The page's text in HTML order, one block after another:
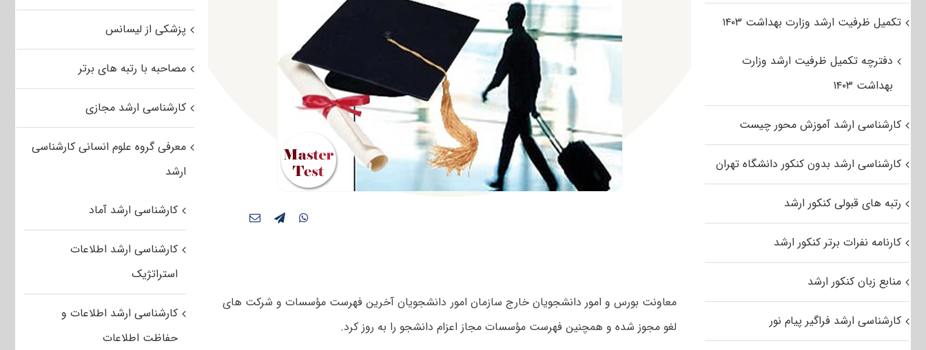
معاونت بورس و امور دانشجویان خارج سازمان امور دانشجویان آخرین فهرست مؤسسات و شرکت های
لغو مجوز شده و همچنین فهرست مؤسسات مجاز اعزام دانشجو را به روز کرد.
پزشکی از لیسانس
مصاحبه با رتبه های برتر
کارشناسی ارشد مجازی
معرفی گروه علوم انسانی کارشناسی
ارشد
کارشناسی ارشد آماد
کارشناسی ارشد اطلاعات
استراتژیک
کارشناسی ارشد اطلاعات و
حفاظت اطلاعات
تکمیل ظرفیت ارشد وزارت بهداشت ۱۴۰۳
دفترچه تکمیل ظرفیت ارشد وزارت
بهداشت ۱۴۰۳
کارشناسی ارشد آموزش محور چیست
کارشناسی ارشد بدون کنکور دانشگاه تهران
رتبه های قبولی کنکور ارشد
کارنامه نفرات برتر کنکور ارشد
منابع زبان کنکور ارشد
کارشناسی ارشد فراگیر پیام نور